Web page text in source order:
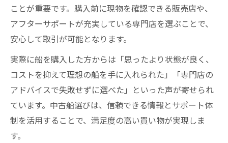
ことが重要です。購入前に現物を確認できる販売店や、
アフターサポートが充実している専門店を選ぶことで、
安心して取引が可能となります。
実際に船を購入した方からは「思ったより状態が良く、
コストを抑えて理想の船を手に入れられた」「専門店の
アドバイスで失敗せずに選べた」といった声が寄せられ
ています。中古船選びは、信頼できる情報とサポート体
制を活用することで、満足度の高い買い物が実現しま
す。